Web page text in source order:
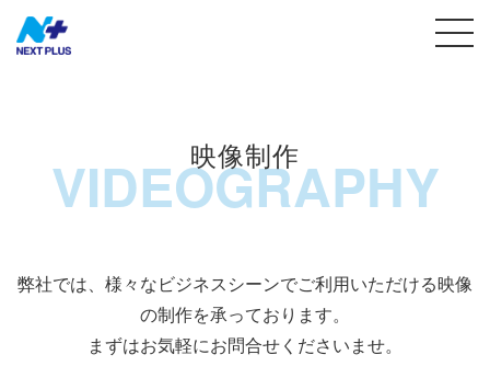
映像制作
VIDEOGRAPHY
弊社では、様々なビジネスシーンでご利用いただける映像
の制作を承っております。
まずはお気軽にお問合せくださいませ。